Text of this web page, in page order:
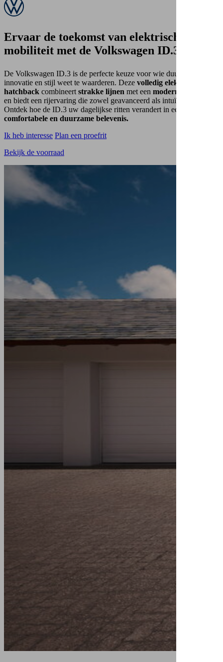
Ervaar de toekomst van elektrische
mobiliteit met de Volkswagen ID.3
De Volkswagen ID.3 is de perfecte keuze voor wie duurzaamheid,
innovatie en stijl weet te waarderen. Deze volledig elektrische
hatchback combineert strakke lijnen met een modern interieur
en biedt een rijervaring die zowel geavanceerd als intuïtief is.
Ontdek hoe de ID.3 uw dagelijkse ritten verandert in een
comfortabele en duurzame belevenis.
Ik heb interesse Plan een proefrit
Bekijk de voorraad